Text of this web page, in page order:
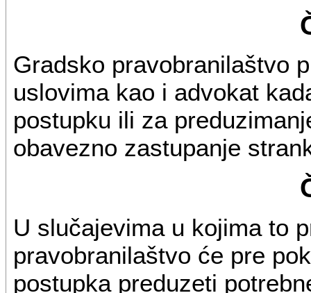
Gradsko pravobranilaštvo
uslovima kao i advokat
postupku ili za
obavezno zastupanje
U slučajevima u kojima to
pravobranilaštvo će pre
postupka preduzeti